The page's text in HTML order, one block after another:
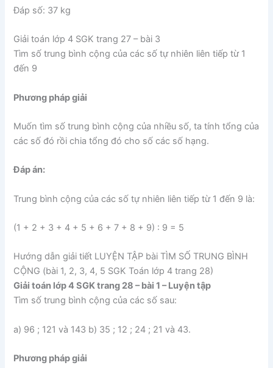
Đáp số: 37 kg
Giải toán lớp 4 SGK trang 27 – bài 3
Tìm số trung bình cộng của các số tự nhiên liên tiếp từ 1
đến 9
Phương pháp giải
Muốn tìm số trung bình cộng của nhiều số, ta tính tổng của
các số đó rồi chia tổng đó cho số các số hạng.
Đáp án:
Trung bình cộng của các số tự nhiên liên tiếp từ 1 đến 9 là:
(1 + 2 + 3 + 4 + 5 + 6 + 7 + 8 + 9) : 9 = 5
Hướng dẫn giải tiết LUYỆN TẬP bài TÌM SỐ TRUNG BÌNH
CỘNG (bài 1, 2, 3, 4, 5 SGK Toán lớp 4 trang 28)
Giải toán lớp 4 SGK trang 28 – bài 1 – Luyện tập
Tìm số trung bình cộng của các số sau:
a) 96 ; 121 và 143 b) 35 ; 12 ; 24 ; 21 và 43.
Phương pháp giải